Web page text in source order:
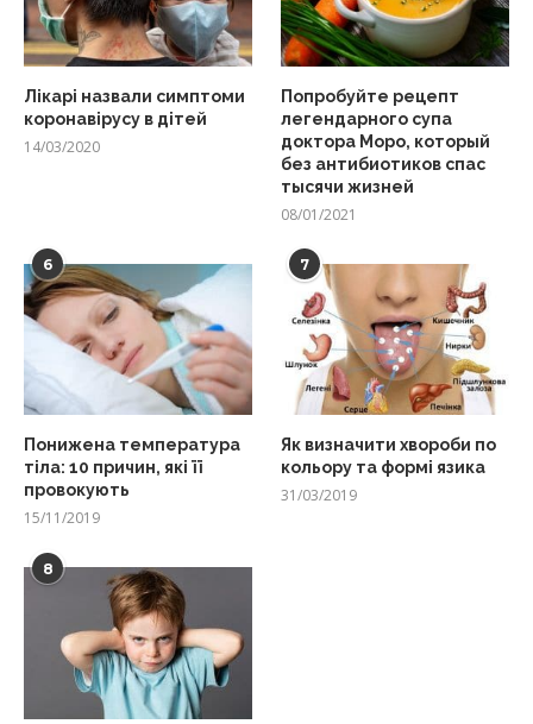
Лікарі назвали симптоми
коронавірусу в дітей
14/03/2020
Попробуйте рецепт
легендарного супа
доктора Моро, который
без антибиотиков спас
тысячи жизней
08/01/2021
6
Понижена температура
тіла: 10 причин, які її
провокують
15/11/2019
7
Як визначити хвороби по
кольору та формі язика
31/03/2019
8